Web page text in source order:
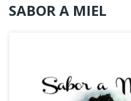
SABOR A MIEL